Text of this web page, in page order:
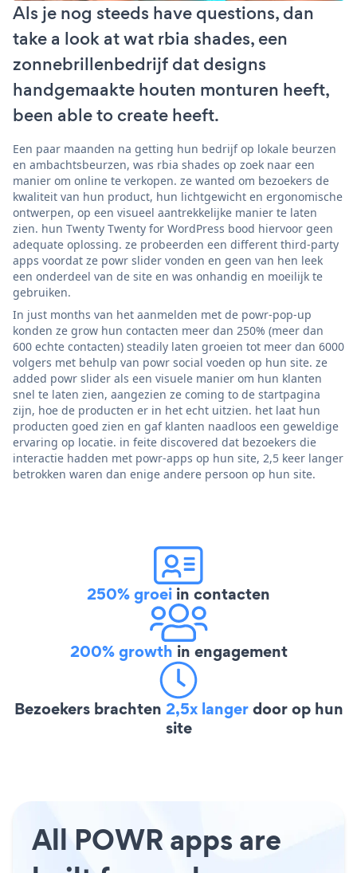
Als je nog steeds have questions, dan
take a look at wat rbia shades, een
zonnebrillenbedrijf dat designs
handgemaakte houten monturen heeft,
been able to create heeft.
Een paar maanden na getting hun bedrijf op lokale beurzen
en ambachtsbeurzen, was rbia shades op zoek naar een
manier om online te verkopen. ze wanted om bezoekers de
kwaliteit van hun product, hun lichtgewicht en ergonomische
ontwerpen, op een visueel aantrekkelijke manier te laten
zien. hun Twenty Twenty for WordPress bood hiervoor geen
adequate oplossing. ze probeerden een different third-party
apps voordat ze powr slider vonden en geen van hen leek
een onderdeel van de site en was onhandig en moeilijk te
gebruiken.
In just months van het aanmelden met de powr-pop-up
konden ze grow hun contacten meer dan 250% (meer dan
600 echte contacten) steadily laten groeien tot meer dan 6000
volgers met behulp van powr social voeden op hun site. ze
added powr slider als een visuele manier om hun klanten
snel te laten zien, aangezien ze coming to de startpagina
zijn, hoe de producten er in het echt uitzien. het laat hun
producten goed zien en gaf klanten naadloos een geweldige
ervaring op locatie. in feite discovered dat bezoekers die
interactie hadden met powr-apps op hun site, 2,5 keer langer
betrokken waren dan enige andere persoon op hun site.
250% groei in contacten
200% growth in engagement
Bezoekers brachten 2,5x langerdoor op hun
site
All POWR apps are